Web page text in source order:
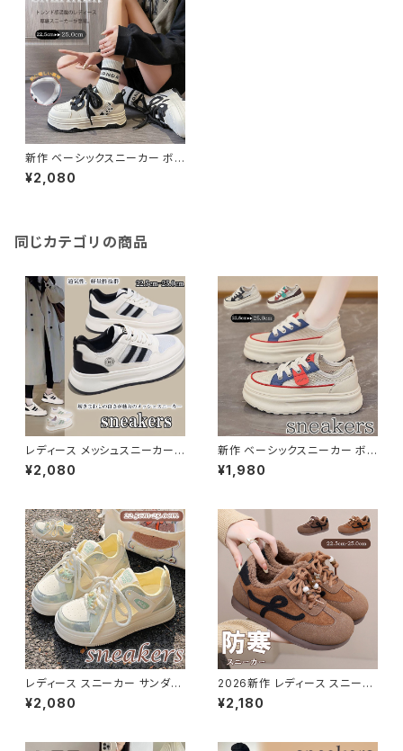
新作 ベーシックスニーカー ボリ
ューム 厚底 通気性 メッシュ 美
脚スニーカー 約4CM
¥2,080
同じカテゴリの商品
レディース メッシュスニーカー
紐靴 シューズ ボリュームソール
厚底 美脚
¥2,080
新作 ベーシックスニーカー ボリ
ューム 厚底 通気性 ユニセック
ス 美脚スニーカー 約5CM
¥1,980
レディース スニーカー サンダル
紐靴 シューズ メッシュ 軽い 通
気性 韓国風
¥2,080
2026新作 レディース スニーカ
ー 紐靴 裏起毛 シューズ スタイ
ルアップ 可愛い 美脚 歩きやす
¥2,180